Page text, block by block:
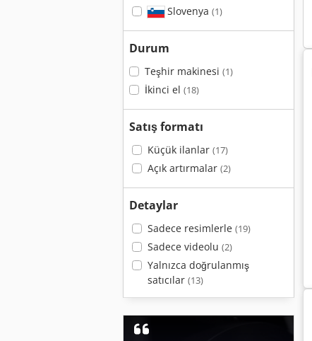
Slovenya (1)
Durum
Teşhir makinesi (1)
İkinci el (18)
Satış formatı
Küçük ilanlar (17)
Açık artırmalar (2)
Detaylar
Sadece resimlerle (19)
Sadece videolu (2)
Yalnızca doğrulanmış
satıcılar (13)
Biesse Rover 321 R